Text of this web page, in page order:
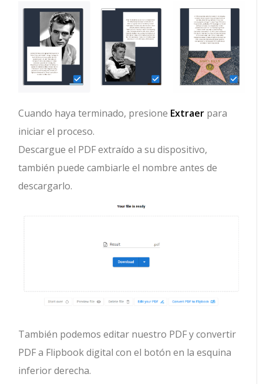
Cuando haya terminado, presione Extraer para
iniciar el proceso.
Descargue el PDF extraído a su dispositivo,
también puede cambiarle el nombre antes de
descargarlo.
También podemos editar nuestro PDF y convertir
PDF a Flipbook digital con el botón en la esquina
inferior derecha.